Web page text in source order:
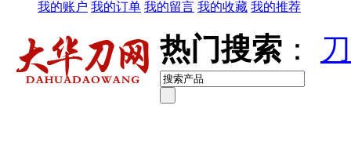
我的账户 我的订单 我的留言 我的收藏 我的推荐
热门搜索 ：